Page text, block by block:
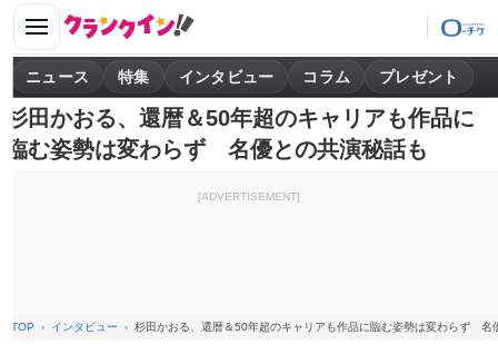
ニュース 特集 インタビュー コラム プレゼント
杉田かおる、還暦＆50年超のキャリアも作品に
臨む姿勢は変わらず 名優との共演秘話も
[ADVERTISEMENT]
TOP インタビュー 杉田かおる、還暦＆50年超のキャリアも作品に臨む姿勢は変わらず 名